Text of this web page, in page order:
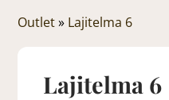
Outlet » Lajitelma 6
Lajitelma 6